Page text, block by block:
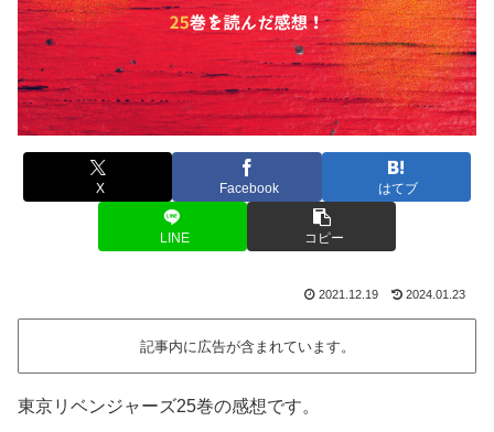
X Facebook はてブ
LINE コピー
2021.12.19 2024.01.23
記事内に広告が含まれています。
東京リベンジャーズ25巻の感想です。